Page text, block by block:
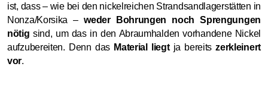
ist, dass – wie bei den nickelreichen Strandsandlagerstätten in
Nonza/Korsika –weder Bohrungen noch Sprengungen
nötig sind, um das in den Abraumhalden vorhandene Nickel
aufzubereiten. Denn das Material liegtja bereitszerkleinert
vor.